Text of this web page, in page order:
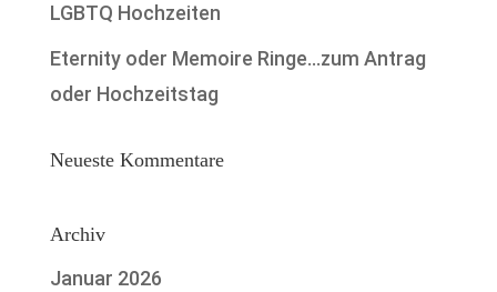
LGBTQ Hochzeiten
Eternity oder Memoire Ringe…zum Antrag
oder Hochzeitstag
Neueste Kommentare
Archiv
Januar 2026